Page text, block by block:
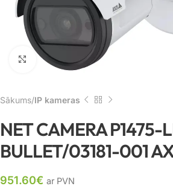
Noklikšķiniet, lai palielinātu
Sākums IP kameras
NET CAMERA P1475-
BULLET/03181-001
951.60€ ar PVN